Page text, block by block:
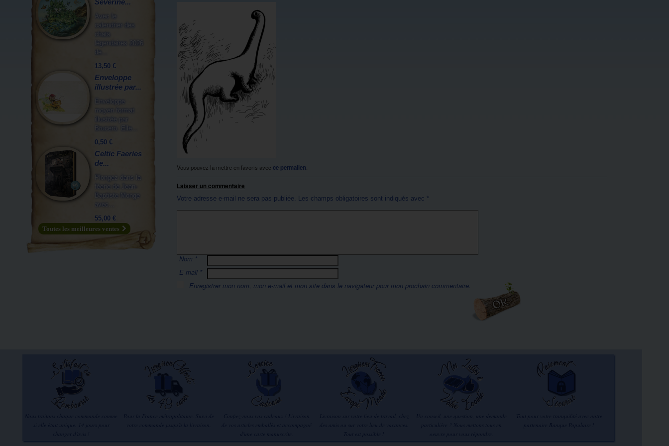
Vous pouvez la mettre en favoris avec ce permalien
Laisser un commentaire
Votre adresse e-mail ne sera pas publiée. Les champs obligatoires sont indiqués avec *
Nom *
E-mail *
Enregistrer mon nom, mon e-mail et mon site dans le navigateur pour mon prochain commentaire.
Séverine...
Avec le
calendrier des
chats
légendaires 2026
de...
13,50 €
Enveloppe
illustrée par...
Enveloppe
moyen format
illustrée par
Brucero. Elle...
0,50 €
Celtic Faeries
de...
Plongez dans la
féerie de Jean-
Baptiste Monge
avec...
55,00 €
Toutes les meilleures ventes